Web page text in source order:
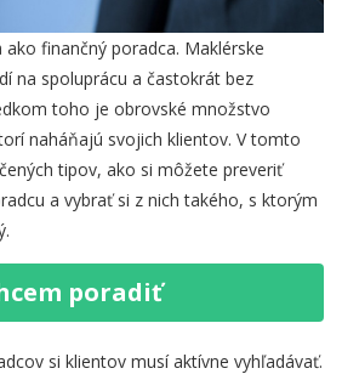
finančný poradca. Maklérske
na spoluprácu a častokrát bez
toho je obrovské množstvo
naháňajú svojich klientov. V tomto
tipov, ako si môžete preveriť
a vybrať si z nich takého, s ktorým
poradiť
si klientov musí aktívne vyhľadávať.